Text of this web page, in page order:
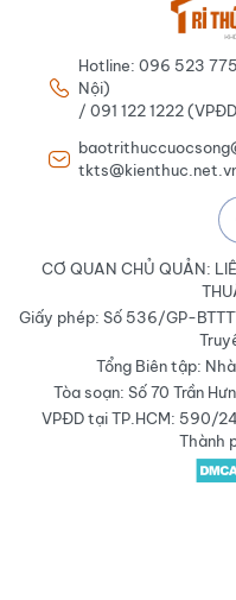
Hotline: 096 523
Nội)
/ 091 122 1222
CƠ QUAN CHỦ QUẢN:
Giấy phép: Số 536/GP-
Tổng Biên tập:
Tòa soạn: Số 70 Trần
VPĐD tại TP.HCM: 590/24
Thành